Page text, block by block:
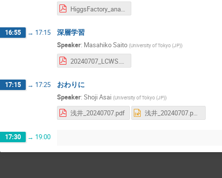
HiggsFactory_analysis_LCWS2024.pdf
16:55 → 17:15 深層学習
Speaker: Masahiko Saito (University of Tokyo (JP))
17:15 → 17:25 おわりに
Speaker: Shoji Asai (University of Tokyo (JP))
浅井_20240707.pdf 浅井_20240707.pptx
17:30 → 19:00